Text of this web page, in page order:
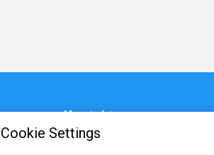
Cookie Settings
Kontakt